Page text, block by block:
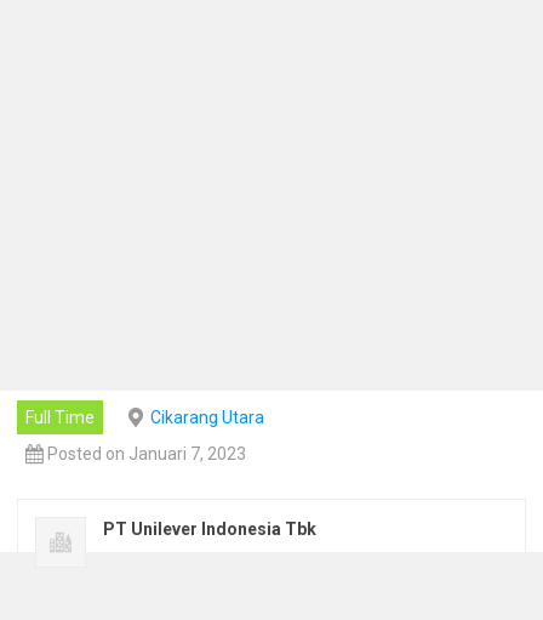
Full Time
Cikarang Utara
Posted on Januari 7, 2023
PT Unilever Indonesia Tbk